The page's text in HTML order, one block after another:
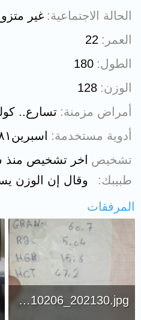
الحالة الاجتماعية غير
العمر
22
الطول 180
الوزن 128
أمراض مزمنة تسارع..
أدوية مستخدمة
اسبرين٨١.... روزوفا... بيزوكاند
تشخيص
طبيبك
اخر تشخيص منذ
وقال إن الوزن
المرفقات
IMG_20210206_202130.jpg